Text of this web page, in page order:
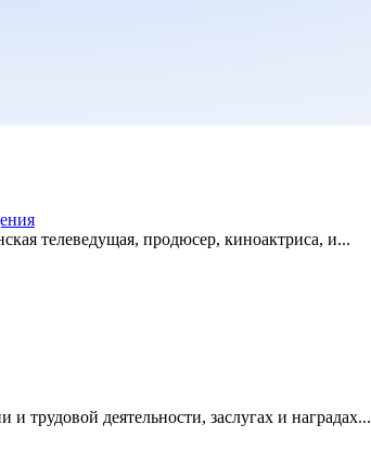
телеведущая, продюсер, киноактриса, и...
деятельности, заслугах и наградах...